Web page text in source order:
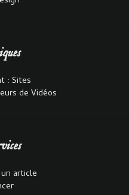
: Sites
de Vidéos
article